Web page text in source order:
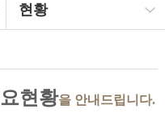
현황
현황을 안내드립니다.